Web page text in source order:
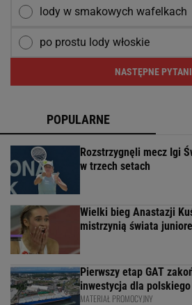
lody w smakowych wafelkach
po prostu lody włoskie
NASTĘPNE
POPULARNE
Rozstrzygnęli mecz Igi
w trzech setach
Wielki bieg Anastazji
mistrzynią świata
Pierwszy etap GAT
inwestycja dla
MATERIAŁ PROMOCYJNY